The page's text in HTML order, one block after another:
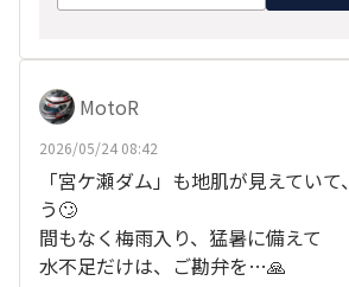
MotoR
2026/05/24 08:42
「宮ケ瀬ダム」も地肌が見えてい
う🙄
間もなく梅雨入り、猛暑に備えて
水不足だけは、ご勘弁を…🙏